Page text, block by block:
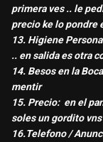
primera ves .. le
precio ke lo pondre
13. Higiene
.. en salida es otra
14. Besos en la
mentir
15. Precio: en el
soles un gordito
16.Telefono /